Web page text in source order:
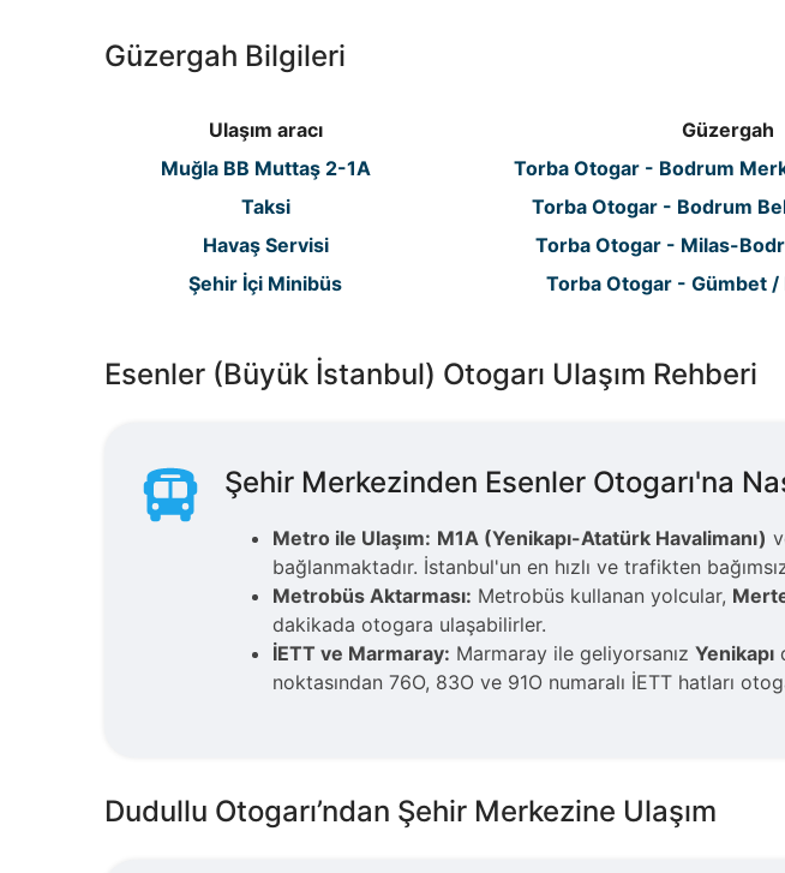
Güzergah Bilgileri
Ulaşım aracı Güzergah
Muğla BB Muttaş 2-1A
Torba Otogar - Bodrum
Taksi
Torba Otogar - Bodrum
Havaş Servisi
Torba Otogar - Milas-
Şehir İçi Minibüs
Torba Otogar - Gümbet /
Esenler (Büyük İstanbul) Otogarı Ulaşım Rehberi
Şehir Merkezinden Esenler Otogarı'na
Metro ile Ulaşım: M1A (Yenikapı-Atatürk Havalimanı)
bağlanmaktadır. İstanbul'un en hızlı ve trafikten
Metrobüs Aktarması: Metrobüs kullanan yolcular,
dakikada otogara ulaşabilirler.
İETT ve Marmaray: Marmaray ile geliyorsanız Yenikapı
noktasından 76O, 83O ve 91O numaralı İETT hatları
Dudullu Otogarı’ndan Şehir Merkezine Ulaşım